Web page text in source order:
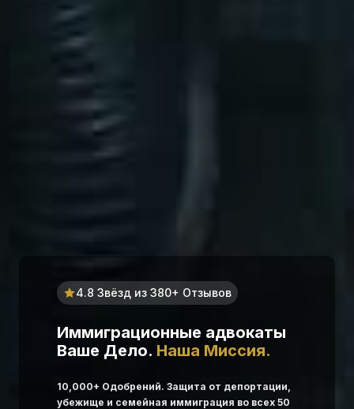
4.8 Звёзд из 380+ Отзывов
Иммиграционные адвокаты
Ваше Дело. Наша Миссия.
10,000+ Одобрений. Защита от депортации,
убежище и семейная иммиграция во всех 50